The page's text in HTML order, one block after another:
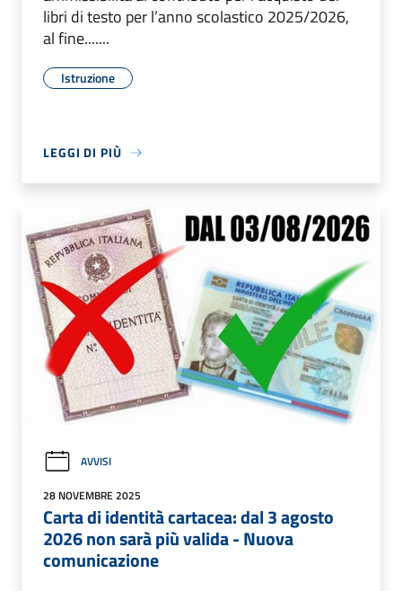
libri di testo per l’anno scolastico 2025/2026,
al fine.......
Istruzione
LEGGI DI PIÙ
AVVISI
28 NOVEMBRE 2025
Carta di identità cartacea: dal 3 agosto
2026 non sarà più valida - Nuova
comunicazione